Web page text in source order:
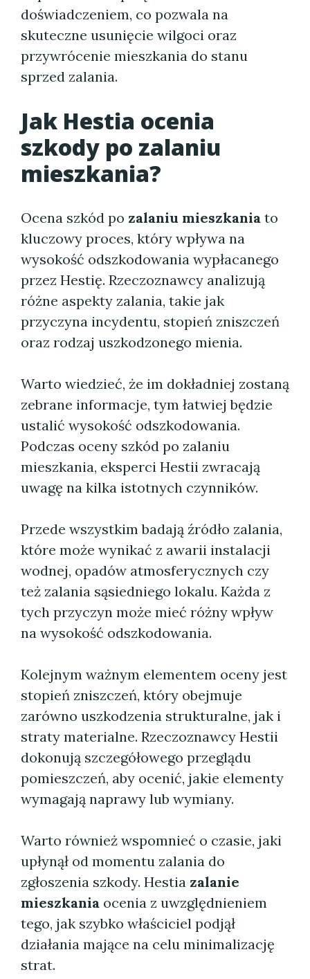
doświadczeniem, co pozwala na
skuteczne usunięcie wilgoci oraz
przywrócenie mieszkania do stanu
sprzed zalania.
Jak Hestia ocenia
szkody po zalaniu
mieszkania?
Ocena szkód po zalaniu mieszkania to
kluczowy proces, który wpływa na
wysokość odszkodowania wypłacanego
przez Hestię. Rzeczoznawcy analizują
różne aspekty zalania, takie jak
przyczyna incydentu, stopień zniszczeń
oraz rodzaj uszkodzonego mienia.
Warto wiedzieć, że im dokładniej zostaną
zebrane informacje, tym łatwiej będzie
ustalić wysokość odszkodowania.
Podczas oceny szkód po zalaniu
mieszkania, eksperci Hestii zwracają
uwagę na kilka istotnych czynników.
Przede wszystkim badają źródło zalania,
które może wynikać z awarii instalacji
wodnej, opadów atmosferycznych czy
też zalania sąsiedniego lokalu. Każda z
tych przyczyn może mieć różny wpływ
na wysokość odszkodowania.
Kolejnym ważnym elementem oceny jest
stopień zniszczeń, który obejmuje
zarówno uszkodzenia strukturalne, jak i
straty materialne. Rzeczoznawcy Hestii
dokonują szczegółowego przeglądu
pomieszczeń, aby ocenić, jakie elementy
wymagają naprawy lub wymiany.
Warto również wspomnieć o czasie, jaki
upłynął od momentu zalania do
zgłoszenia szkody. Hestia zalanie
mieszkania ocenia z uwzględnieniem
tego, jak szybko właściciel podjął
działania mające na celu minimalizację
strat.